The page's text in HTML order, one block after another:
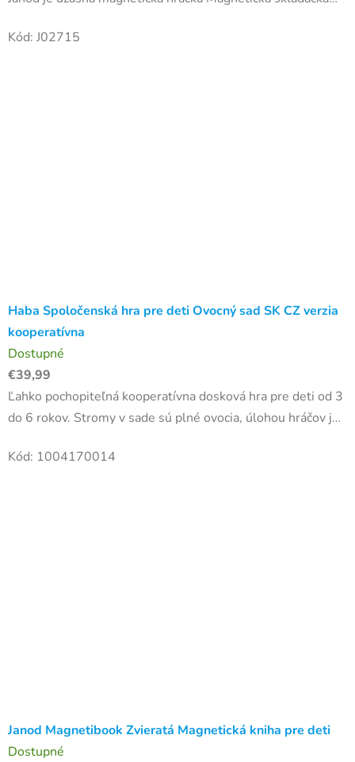
nepohrdne žiaden...
Kód: J02715
Haba Spoločenská hra pre deti Ovocný sad SK CZ verzia
kooperatívna
Dostupné
€39,99
Ľahko pochopiteľná kooperatívna dosková hra pre deti od 3
do 6 rokov. Stromy v sade sú plné ovocia, úlohou hráčov je
padne...
Kód: 1004170014
Janod Magnetibook Zvieratá Magnetická kniha pre deti
Dostupné